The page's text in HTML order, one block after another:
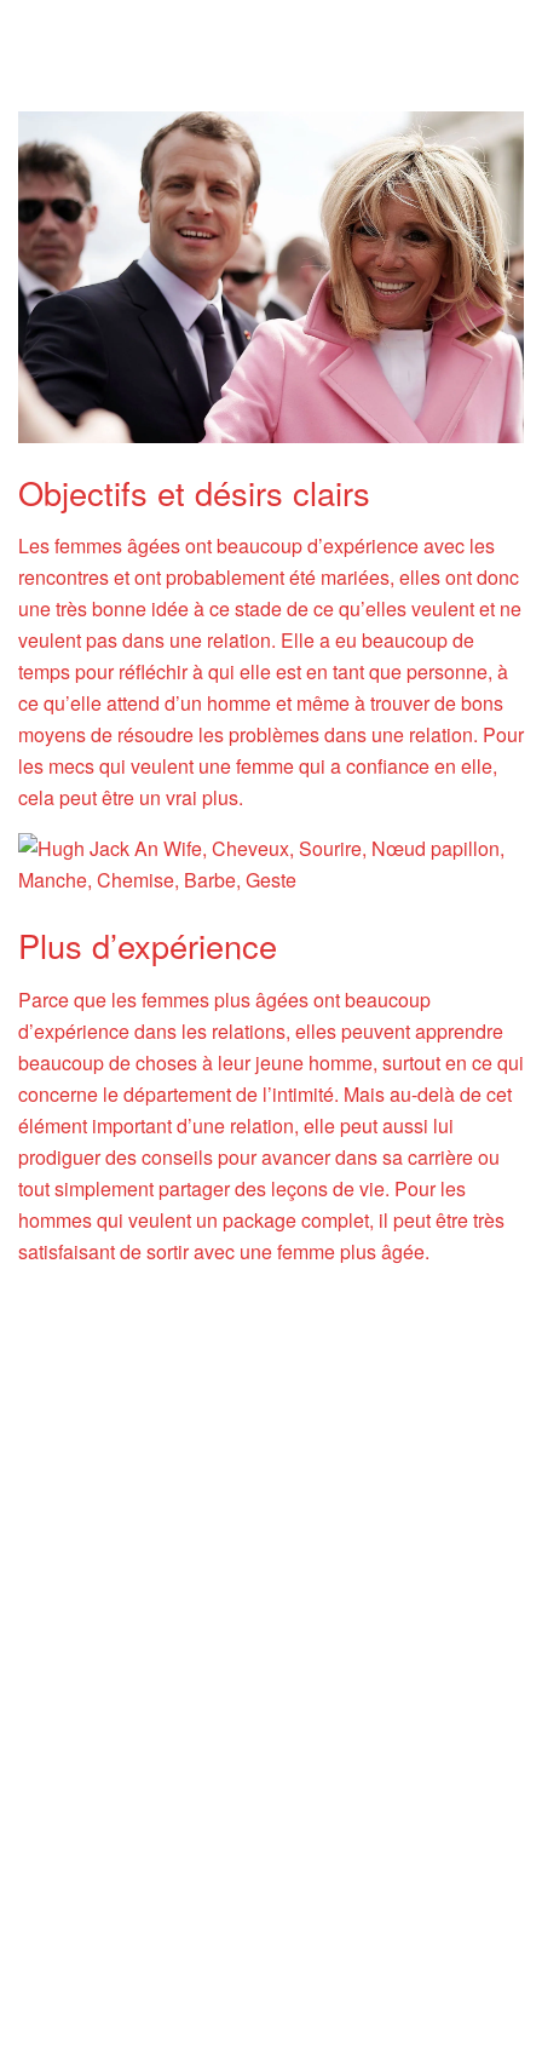
Objectifs et désirs clairs
Les femmes âgées ont beaucoup d’expérience avec les
rencontres et ont probablement été mariées, elles ont donc
une très bonne idée à ce stade de ce qu’elles veulent et ne
veulent pas dans une relation. Elle a eu beaucoup de
temps pour réfléchir à qui elle est en tant que personne, à
ce qu’elle attend d’un homme et même à trouver de bons
moyens de résoudre les problèmes dans une relation. Pour
les mecs qui veulent une femme qui a confiance en elle,
cela peut être un vrai plus.
Plus d’expérience
Parce que les femmes plus âgées ont beaucoup
d’expérience dans les relations, elles peuvent apprendre
beaucoup de choses à leur jeune homme, surtout en ce qui
concerne le département de l’intimité. Mais au-delà de cet
élément important d’une relation, elle peut aussi lui
prodiguer des conseils pour avancer dans sa carrière ou
tout simplement partager des leçons de vie. Pour les
hommes qui veulent un package complet, il peut être très
satisfaisant de sortir avec une femme plus âgée.